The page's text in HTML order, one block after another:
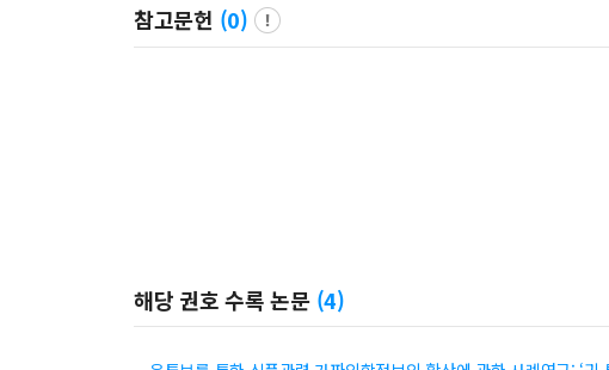
참고문헌 (0)
해당 권호 수록 논문 (4)